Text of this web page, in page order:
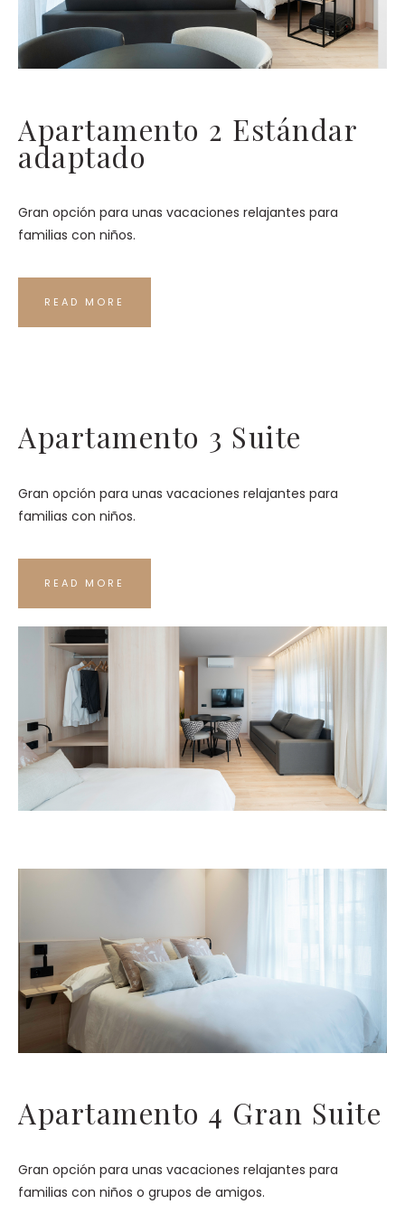
Apartamento 2 Estándar
adaptado
Gran opción para unas vacaciones relajantes para
familias con niños.
READ MORE
Apartamento 3 Suite
Gran opción para unas vacaciones relajantes para
familias con niños.
READ MORE
Apartamento 4 Gran Suite
Gran opción para unas vacaciones relajantes para
familias con niños o grupos de amigos.